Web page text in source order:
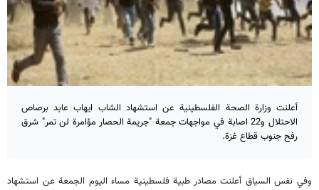
أعلنت وزارة الصحة الفلسطينية عن استشهاد الشاب ايهاب عابد برصاص
الاحتلال و22 اصابة في مواجهات جمعة "جريمة الحصار مؤامرة لن تمر" شرق
رفح جنوب قطاع غزة.
وفي نفس السياق أعلنت مصادر طبية فلسطينية مساء اليوم الجمعة عن استشهاد